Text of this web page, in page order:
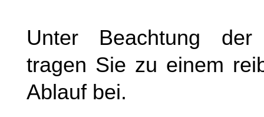
Unter Beachtung der
tragen Sie zu einem
Ablauf bei.